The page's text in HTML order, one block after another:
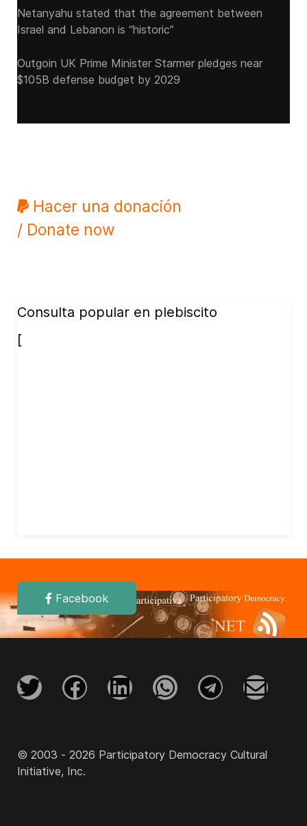
Netanyahu stated that the agreement between
Israel and Lebanon is “historic”
Outgoin UK Prime Minister Starmer pledges near
$105B defense budget by 2029
Hacer una donación
/ Donate now
Consulta popular en plebiscito
[
Facebook
© 2003 - 2026 Participatory Democracy Cultural
Initiative, Inc.